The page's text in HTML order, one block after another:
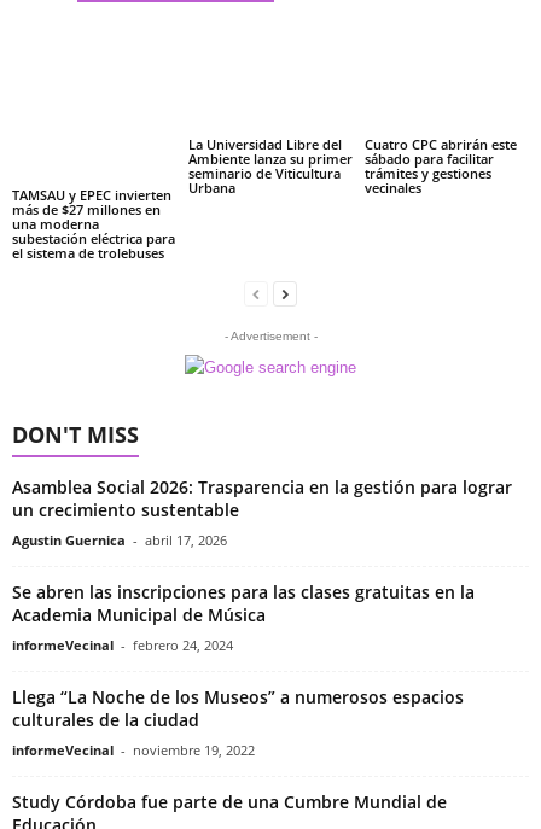
TAMSAU y EPEC invierten
más de $27 millones en
una moderna
subestación eléctrica para
el sistema de trolebuses
La Universidad Libre del
Ambiente lanza su primer
seminario de Viticultura
Urbana
Cuatro CPC abrirán este
sábado para facilitar
trámites y gestiones
vecinales
- Advertisement -
DON'T MISS
Asamblea Social 2026: Trasparencia en la gestión para lograr
un crecimiento sustentable
Agustin Guernica - abril 17, 2026
Se abren las inscripciones para las clases gratuitas en la
Academia Municipal de Música
informeVecinal - febrero 24, 2024
Llega “La Noche de los Museos” a numerosos espacios
culturales de la ciudad
informeVecinal - noviembre 19, 2022
Study Córdoba fue parte de una Cumbre Mundial de